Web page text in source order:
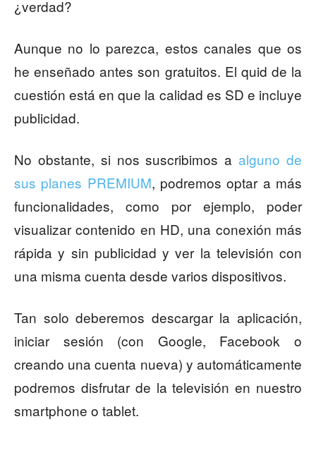
¿verdad?
Aunque no lo parezca, estos canales que os
he enseñado antes son gratuitos. El quid de la
cuestión está en que la calidad es SD e incluye
publicidad.
No obstante, si nos suscribimos aalguno de
sus planes PREMIUM, podremos optar a más
funcionalidades, como por ejemplo, poder
visualizar contenido en HD, una conexión más
rápida y sin publicidad y ver la televisión con
una misma cuenta desde varios dispositivos.
Tan solo deberemos descargar la aplicación,
iniciar sesión (con Google, Facebook o
creando una cuenta nueva) y automáticamente
podremos disfrutar de la televisión en nuestro
smartphone o tablet.